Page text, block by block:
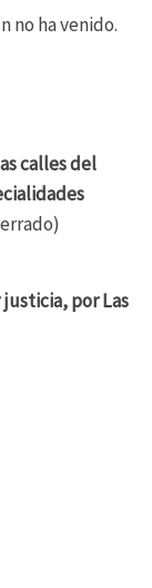
no ha venido.
calles del
justicia, por Las